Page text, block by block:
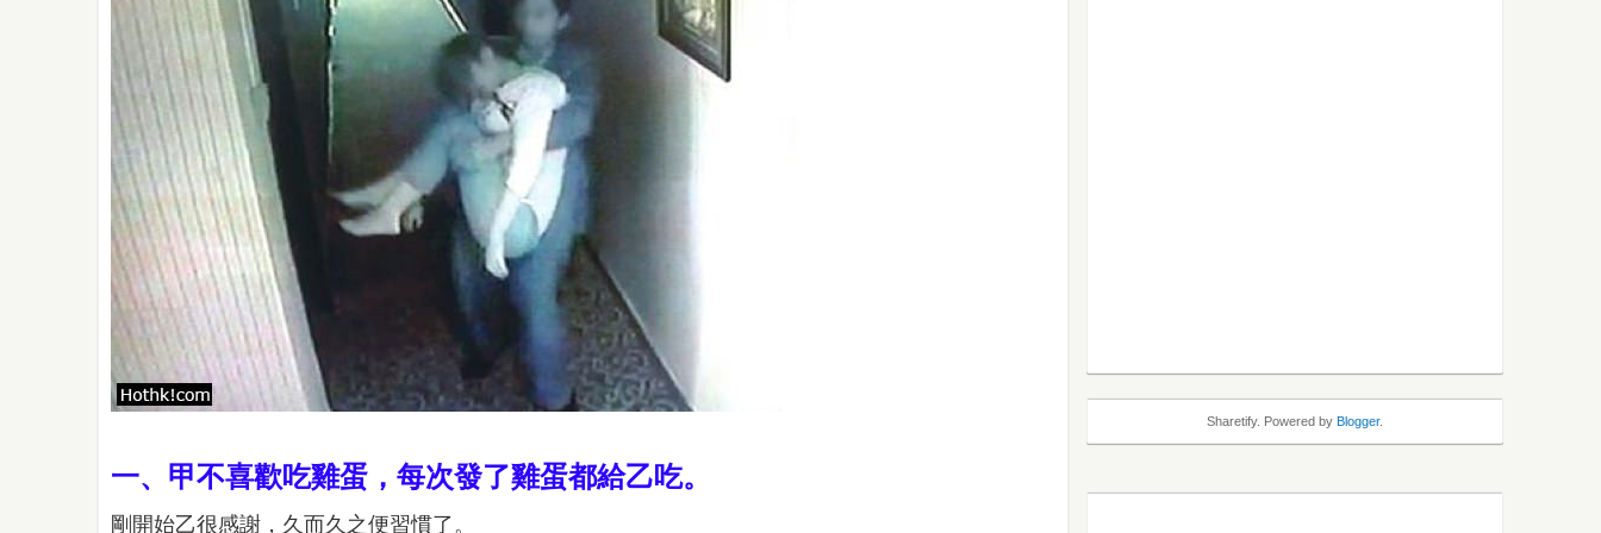
一、甲不喜歡吃雞蛋，每次發了雞蛋都給乙吃。
剛開始乙很感謝，久而久之便習慣了。
Sharetify. Powered by Blogger.